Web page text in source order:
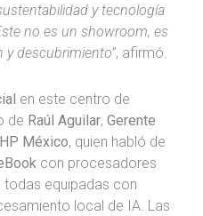
y tecnología
no es un showroom, es
y descubrimiento”, afirmó.
en este centro de
de Raúl Aguilar, Gerente
México, quien habló de
con procesadores
, todas equipadas con
local de IA. Las